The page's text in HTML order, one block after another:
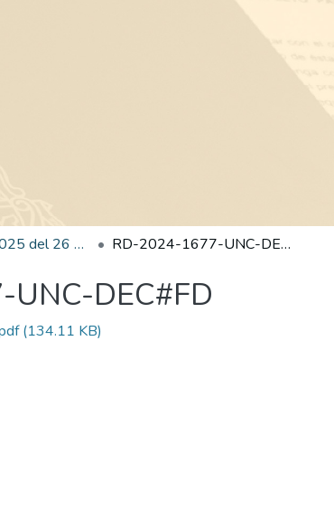
Edición 001/2025 del 26 de mayo de 2025 RD-2024-1677-UNC-DEC#FD
DEC#FD
(134.11 KB)